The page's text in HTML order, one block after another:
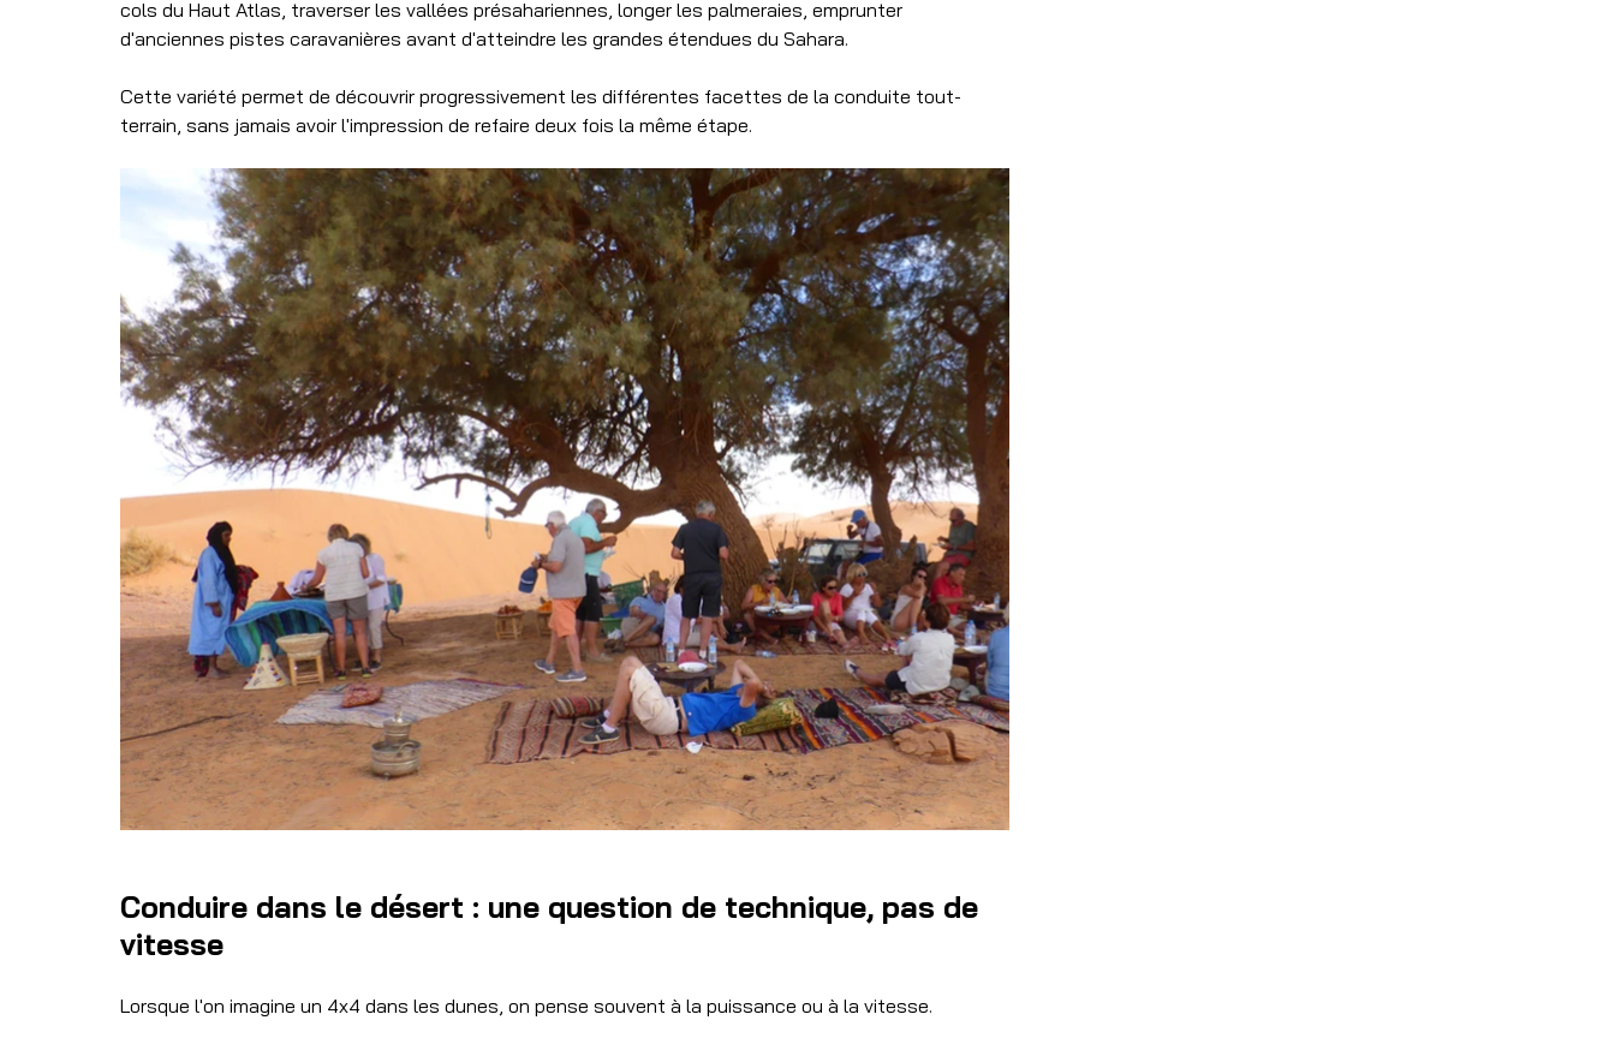
cols du Haut Atlas, traverser les vallées présahariennes, longer les palmeraies, emprunter
d'anciennes pistes caravanières avant d'atteindre les grandes étendues du Sahara.
Cette variété permet de découvrir progressivement les différentes facettes de la conduite tout-
terrain, sans jamais avoir l'impression de refaire deux fois la même étape.
Conduire dans le désert : une question de technique, pas de
vitesse
Lorsque l'on imagine un 4x4 dans les dunes, on pense souvent à la puissance ou à la vitesse.